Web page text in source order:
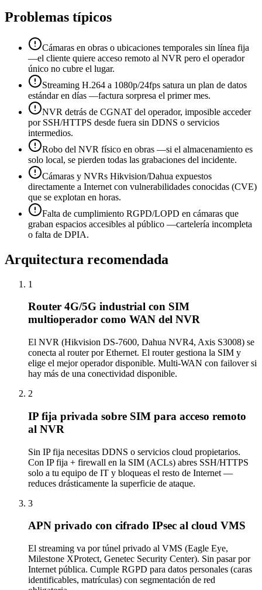
Problemas típicos
Cámaras en obras o ubicaciones temporales sin línea fija
—el cliente quiere acceso remoto al NVR pero el operador
único no cubre el lugar.
Streaming H.264 a 1080p/24fps satura un plan de datos
estándar en días —factura sorpresa el primer mes.
NVR detrás de CGNAT del operador, imposible acceder
por SSH/HTTPS desde fuera sin DDNS o servicios
intermedios.
Robo del NVR físico en obras —si el almacenamiento es
solo local, se pierden todas las grabaciones del incidente.
Cámaras y NVRs Hikvision/Dahua expuestos
directamente a Internet con vulnerabilidades conocidas (CVE)
que se explotan en horas.
Falta de cumplimiento RGPD/LOPD en cámaras que
graban espacios accesibles al público —cartelería incompleta
o falta de DPIA.
Arquitectura recomendada
1
Router 4G/5G industrial con SIM
multioperador como WAN del NVR
El NVR (Hikvision DS-7600, Dahua NVR4, Axis S3008) se
conecta al router por Ethernet. El router gestiona la SIM y
elige el mejor operador disponible. Multi-WAN con failover si
hay más de una conectividad disponible.
2
IP fija privada sobre SIM para acceso remoto
al NVR
Sin IP fija necesitas DDNS o servicios cloud propietarios.
Con IP fija + firewall en la SIM (ACLs) abres SSH/HTTPS
solo a tu equipo de IT y bloqueas el resto de Internet —
reduces drásticamente la superficie de ataque.
3
APN privado con cifrado IPsec al cloud VMS
El streaming va por túnel privado al VMS (Eagle Eye,
Milestone XProtect, Genetec Security Center). Sin pasar por
Internet pública. Cumple RGPD para datos personales (caras
identificables, matrículas) con segmentación de red